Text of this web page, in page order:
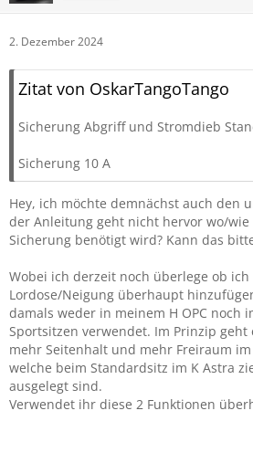
2. Dezember 2024
Zitat von OskarTangoTango
Sicherung Abgriff und Stromdieb
Sicherung 10 A
Hey, ich möchte demnächst auch den
der Anleitung geht nicht hervor wo/
Sicherung benötigt wird? Kann das
Wobei ich derzeit noch überlege ob
Lordose/Neigung überhaupt
damals weder in meinem H OPC noch
Sportsitzen verwendet. Im Prinzip
mehr Seitenhalt und mehr Freiraum
welche beim Standardsitz im K Astra
ausgelegt sind.
Verwendet ihr diese 2 Funktionen